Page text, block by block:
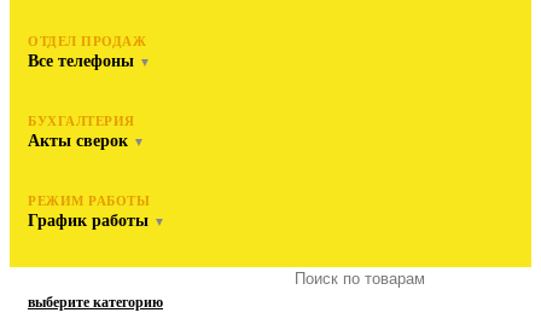
ОТДЕЛ ПРОДАЖ
Все телефоны ▼
БУХГАЛТЕРИЯ
Акты сверок ▼
РЕЖИМ РАБОТЫ
График работы ▼
выберите категорию